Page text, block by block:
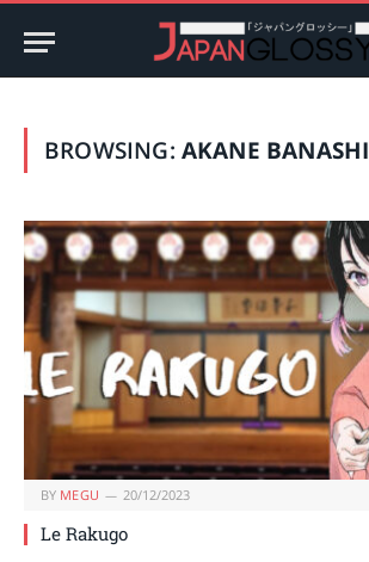
BROWSING: AKANE BANASHI
BY MEGU 20/12/2023
Le Rakugo